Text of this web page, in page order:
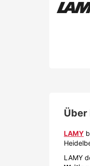
Über
LAMY
LAMY